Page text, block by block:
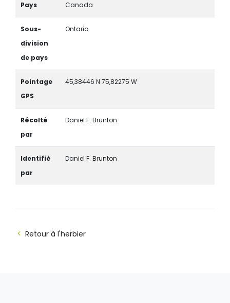
Pays Canada
Sous-
division
de pays
Ontario
Pointage
GPS
45,38446 N 75,82275 W
Récolté
par
Daniel F. Brunton
Identifié
par
Daniel F. Brunton
Retour à l'herbier